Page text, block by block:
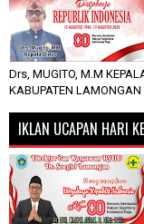
Drs, MUGITO, M.M
KABUPATEN LAMONGAN
IKLAN UCAPAN HARI